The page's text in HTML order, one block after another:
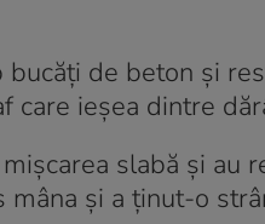
bucăți de beton și
care ieșea dintre
slabă și au
și a ținut-o